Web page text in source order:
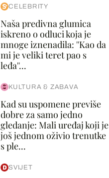
CELEBRITY
Naša predivna glumica
iskreno o odluci koja je
mnoge iznenadila: ''Kao da
mi je veliki teret pao s
leđa''...
KULTURA & ZABAVA
Kad su uspomene previše
dobre za samo jedno
gledanje: Mali uređaj koji je
još jednom oživio trenutke
s ple...
SVIJET